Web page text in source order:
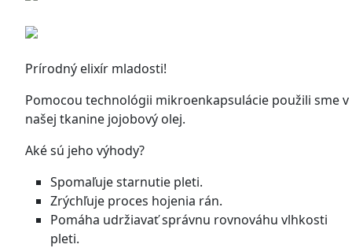
Prírodný elixír mladosti!
Pomocou technológii mikroenkapsulácie použili sme v
našej tkanine jojobový olej.
Aké sú jeho výhody?
Spomaľuje starnutie pleti.
Zrýchľuje proces hojenia rán.
Pomáha udržiavať správnu rovnováhu vlhkosti
pleti.